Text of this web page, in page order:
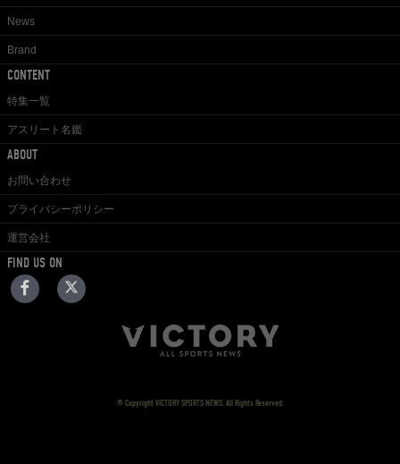
News
Brand
CONTENT
特集一覧
アスリート名鑑
ABOUT
お問い合わせ
プライバシーポリシー
運営会社
FIND US ON
© Copyright VICTORY SPORTS NEWS. All Rights Reserved.